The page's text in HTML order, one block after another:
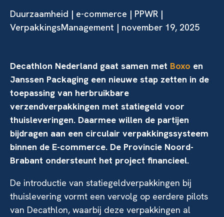
Duurzaamheid | e-commerce | PPWR |
VerpakkingsManagement | november 19, 2025
Decathlon Nederland gaat samen met Boxo en
Janssen Packaging een nieuwe stap zetten in de
toepassing van herbruikbare
verzendverpakkingen met statiegeld voor
thuisleveringen. Daarmee willen de partijen
bijdragen aan een circulair verpakkingssysteem
binnen de E-commerce. De Provincie Noord-
Brabant ondersteunt het project financieel.
De introductie van statiegeldverpakkingen bij
thuislevering vormt een vervolg op eerdere pilots
van Decathlon, waarbij deze verpakkingen al